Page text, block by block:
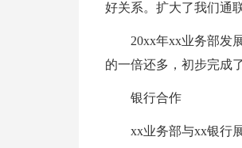
好关系。扩大了我们通
20xx年xx业务部发
的一倍还多，初步完成
银行合作
xx业务部与xx银行